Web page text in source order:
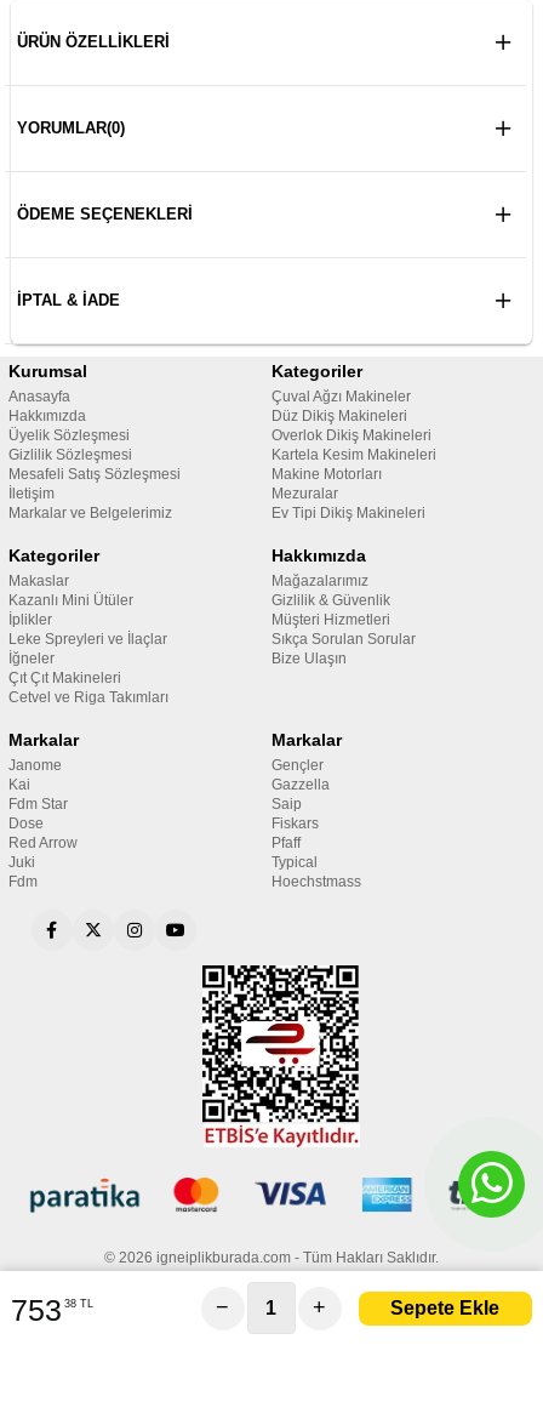
ÜRÜN ÖZELLIKLERI
YORUMLAR(0)
ÖDEME SEÇENEKLERI
İPTAL & İADE
Kurumsal
Anasayfa
Hakkımızda
Üyelik Sözleşmesi
Gizlilik Sözleşmesi
Mesafeli Satış Sözleşmesi
İletişim
Markalar ve Belgelerimiz
Kategoriler
Çuval Ağzı Makineler
Düz Dikiş Makineleri
Overlok Dikiş Makineleri
Kartela Kesim Makineleri
Makine Motorları
Mezuralar
Ev Tipi Dikiş Makineleri
Kategoriler
Makaslar
Kazanlı Mini Ütüler
İplikler
Leke Spreyleri ve İlaçlar
İğneler
Çıt Çıt Makineleri
Cetvel ve Riga Takımları
Hakkımızda
Mağazalarımız
Gizlilik & Güvenlik
Müşteri Hizmetleri
Sıkça Sorulan Sorular
Bize Ulaşın
Markalar
Janome
Kai
Fdm Star
Dose
Red Arrow
Juki
Fdm
Markalar
Gençler
Gazzella
Saip
Fiskars
Pfaff
Typical
Hoechstmass
© 2026 igneiplikburada.com - Tüm Hakları Saklıdır.
753 38 TL − +